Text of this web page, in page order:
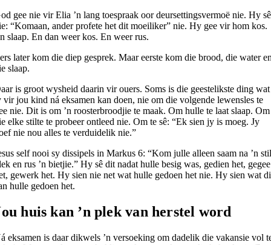
gee nie vir Elia ’n lang toespraak oor deursettingsvermoë nie. Hy sê
“Komaan, ander profete het dit moeiliker” nie. Hy gee vir hom kos.
slaap. En dan weer kos. En weer rus.
later kom die diep gesprek. Maar eerste kom die brood, die water
slaap.
is groot wysheid daarin vir ouers. Soms is die geestelikste ding wat
vir jou kind ná eksamen kan doen, nie om die volgende lewensles te
nie. Dit is om ’n roosterbroodjie te maak. Om hulle te laat slaap. Om
elke stilte te probeer ontleed nie. Om te sê: “Ek sien jy is moeg. Jy
nie nou alles te verduidelik nie.”
self nooi sy dissipels in Markus 6: “Kom julle alleen saam na ’n
en rus ’n bietjie.” Hy sê dit nadat hulle besig was, gedien het, gegee
gewerk het. Hy sien nie net wat hulle gedoen het nie. Hy sien wat
hulle gedoen het.
huis kan ’n plek van herstel word
eksamen is daar dikwels ’n versoeking om dadelik die vakansie vol